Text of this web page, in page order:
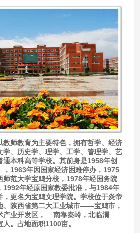
教师教育为主要特色，拥有哲学、经济
学、历史学、理学、工学、管理学、艺
通本科高等学校。其前身是1958年创
，1963年因国家经济困难停办，1975
师范大学宝鸡分校，1978年经国务院
1992年经原国家教委批准，与1984年
，更名为宝鸡文理学院。学校位于炎帝
、陕西省第二大工业城市——宝鸡市，
业开发区，    南靠秦岭，北临渭
。占地面积1100亩。